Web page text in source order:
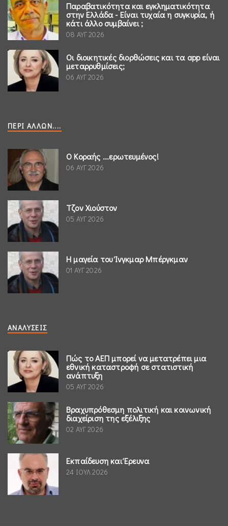
Παραβατικότητα και εγκληματικότητα
στην Ελλάδα - Είναι τυχαία η συγκυρία, ή
κάτι άλλο συμβαίνει ;
08 ΑΥΓ 2026
Οι διοικητικές διορθώσεις και τα app είναι
μεταρρυθμίσεις;
06 ΑΥΓ 2026
ΠΕΡΊ ΆΛΛΩΝ....
Ο Κοραής ...ερωτευμένος!
06 ΑΥΓ 2026
Τζον Χιούστον
05 ΑΥΓ 2026
Η μαγεία του Ίνγκμαρ Μπέργκμαν
01 ΑΥΓ 2026
ΑΝΑΛΎΣΕΙΣ
Πώς το ΑΕΠ μπορεί να μετατρέπει μια
εθνική καταστροφή σε στατιστική
ανάπτυξη
05 ΑΥΓ 2026
Βραχυπρόθεσμη πολιτική και κοινωνική
διαχείριση της εξέλιξης
02 ΑΥΓ 2026
Εκπαίδευση και Έρευνα
24 ΙΟΥΛ 2026